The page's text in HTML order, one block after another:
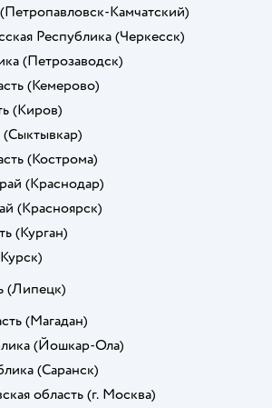
(Петропавловск-Камчатский)
Республика (Черкесск)
(Петрозаводск)
(Кемерово)
(Киров)
(Сыктывкар)
(Кострома)
(Краснодар)
(Красноярск)
(Курган)
(Липецк)
(Магадан)
(Йошкар-Ола)
(Саранск)
область (г. Москва)